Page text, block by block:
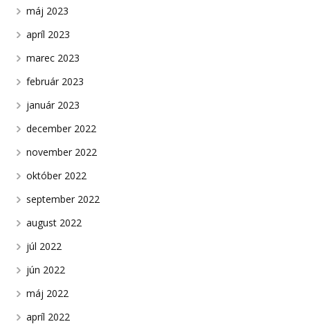
máj 2023
apríl 2023
marec 2023
február 2023
január 2023
december 2022
november 2022
október 2022
september 2022
august 2022
júl 2022
jún 2022
máj 2022
apríl 2022